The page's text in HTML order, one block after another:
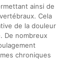
ainsi de
Cela
de la douleur
De nombreux
chroniques